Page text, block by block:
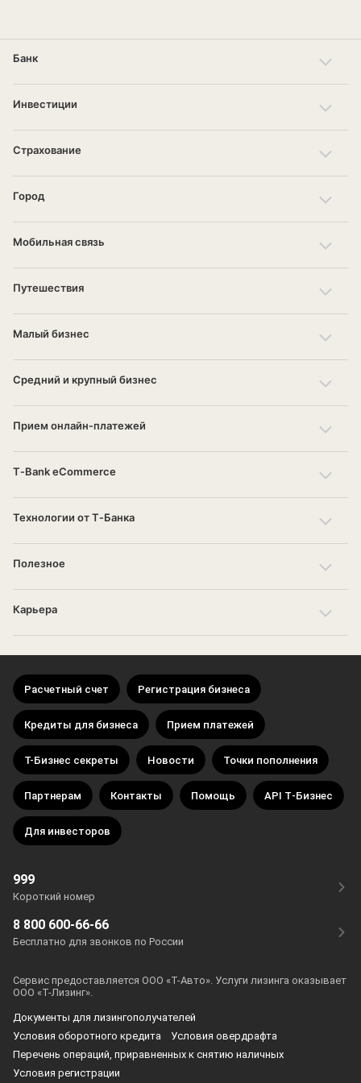
Банк
Инвестиции
Страхование
Город
Мобильная связь
Путешествия
Малый бизнес
Средний и крупный бизнес
Прием онлайн‑платежей
T‑Bank eCommerce
Технологии от Т‑Банка
Полезное
Карьера
Расчетный счет Регистрация бизнеса
Кредиты для бизнеса Прием платежей
Т-Бизнес секреты Новости Точки пополнения
Партнерам Контакты Помощь API Т‑Бизнес
Для инвесторов
999
Короткий номер
8 800 600-66-66
Бесплатно для звонков по России
Сервис предоставляется ООО «Т-Авто». Услуги лизинга оказывает
ООО «Т-Лизинг».
Документы для лизингополучателей
Условия оборотного кредита
Условия овердрафта
Перечень операций, приравненных к снятию наличных
Условия регистрации